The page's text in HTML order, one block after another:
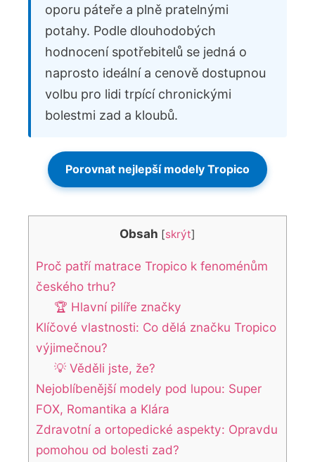
oporu páteře a plně pratelnými
potahy. Podle dlouhodobých
hodnocení spotřebitelů se jedná o
naprosto ideální a cenově dostupnou
volbu pro lidi trpící chronickými
bolestmi zad a kloubů.
Porovnat nejlepší modely Tropico
Obsah [skrýt]
Proč patří matrace Tropico k fenoménům
českého trhu?
🏆 Hlavní pilíře značky
Klíčové vlastnosti: Co dělá značku Tropico
výjimečnou?
💡 Věděli jste, že?
Nejoblíbenější modely pod lupou: Super
FOX, Romantika a Klára
Zdravotní a ortopedické aspekty: Opravdu
pomohou od bolesti zad?